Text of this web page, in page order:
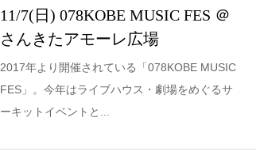
11/7(日) 078KOBE MUSIC FES ＠
さんきたアモーレ広場
2017年より開催されている「078KOBE MUSIC
FES」。今年はライブハウス・劇場をめぐるサ
ーキットイベントと...